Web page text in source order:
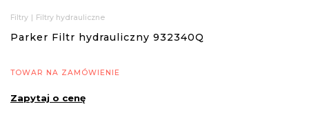
Filtry Filtry hydrauliczne
Parker Filtr hydrauliczny 932340Q
TOWAR NA ZAMÓWIENIE
Zapytaj o cenę